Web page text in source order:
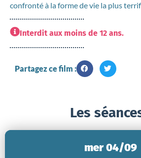
confronté à la forme de vie la plus
Interdit aux moins de 12 ans.
Partagez ce film :
Les
mer 04/09